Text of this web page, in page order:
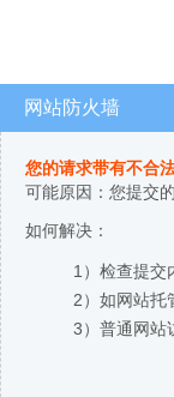
网站防火墙
您的请求带有不合
可能原因：您提交
如何解决：
1）检查提交
2）如网站托
3）普通网站